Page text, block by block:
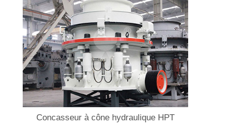
Concasseur à cône hydraulique HPT